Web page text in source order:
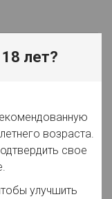
лет?
возраста.
свое
улучшить